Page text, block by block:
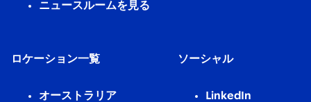
ニュースルームを見る
ロケーション一覧
オーストラリア
ソーシャル
LinkedIn